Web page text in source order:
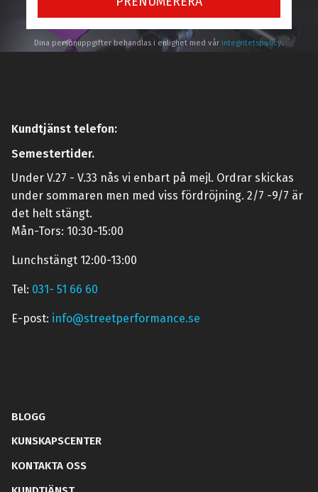
Dina personuppgifter behandlas i enlighet med vår integritetspolicy.
Kundtjänst telefon:
Semestertider.
Under V.27 - V.33 nås vi enbart på mejl. Ordrar skickas
under sommaren men med viss fördröjning. 2/7 -9/7 är
det helt stängt.
Mån-Tors: 10:30-15:00
Lunchstängt 12:00-13:00
Tel: 031- 51 66 60
E-post: info@streetperformance.se
BLOGG
KUNSKAPSCENTER
KONTAKTA OSS